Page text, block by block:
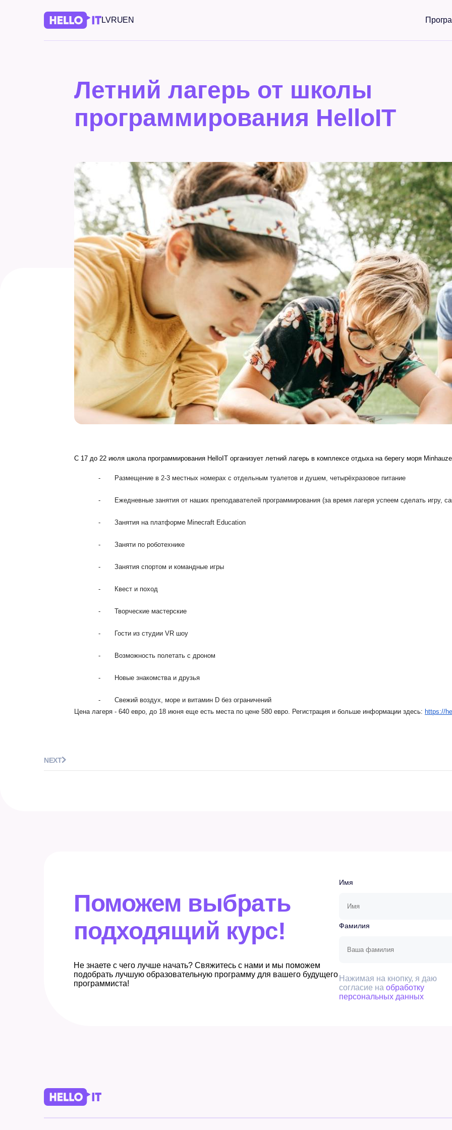
LVRUEN
Летний лагерь от школы
программирования HelloIT
С 17 до 22 июля школа программирования HelloIT организует летний лагерь в комплексе отдыха на берегу моря
- Размещение в 2-3 местных номерах с отдельным туалетов и душем, четырёхразовое питание
- Ежедневные занятия от наших преподавателей программирования (за время лагеря успеем сделать игру,
- Занятия на платформе Minecraft Education
- Заняти по роботехнике
- Занятия спортом и командные игры
- Квест и поход
- Творческие мастерские
- Гости из студии VR шоу
- Возможность полетать с дроном
- Новые знакомства и друзья
- Свежий воздух, море и витамин D без ограничений
Цена лагеря - 640 евро, до 18 июня еще есть места по цене 580 евро. Регистрация и больше информации здесь: https://
NEXT
Поможем выбрать
подходящий курс!
Не знаете с чего лучше начать? Свяжитесь с нами и мы поможем
подобрать лучшую образовательную программу для вашего будущего
программиста!
Имя
Фамилия
Нажимая на кнопку, я даю
согласие на обработку
персональных данных